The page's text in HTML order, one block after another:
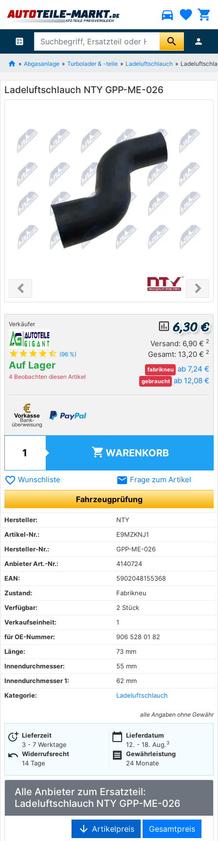
directions_car favorite shopping_cart
ballot search person
Abgasanlage Turbolader & -teile Ladeluftschlauch
Ladeluftschlauch NTY GPP-ME-026
chevron_leftPrevious chevron_right
Next
Verkäufer
star star star star star_half (96 %)
Auf Lager
4 Beobachten diesen Artikel
insert_chart_outlined 6,30 €
Versand: 6,90 € 2
Gesamt: 13,20 € 2
fabrikneu ab 7,24 €
gebraucht ab 12,08 €
shopping_cart WARENKORB
favorite_border Wunschliste email Frage zum Artikel
Fahrzeugprüfung
Hersteller:
NTY
Artikel-Nr.:
E9MZKNJ1
Hersteller-Nr.:
GPP-ME-026
Anbieter Art.-Nr.:
4140724
EAN:
5902048155368
Zustand:
Fabrikneu
Verfügbar:
2 Stück
Verkaufseinheit:
1
für OE-Nummer:
906 528 01 82
Länge:
73 mm
Innendurchmesser:
55 mm
Innendurchmesser 1:
62 mm
Kategorie:
Ladeluftschlauch
alle Angaben ohne Gewähr
more_time Lieferzeit
3 - 7 Werktage
calendar_today Lieferdatum
12. - 18. Aug.3
undo Widerrufsrecht
14 Tage
receipt
Gewährleistung
24 Monate
Alle Anbieter zum Ersatzteil:
Ladeluftschlauch NTY GPP-ME-026
arrow_downward Artikelpreis Gesamtpreis